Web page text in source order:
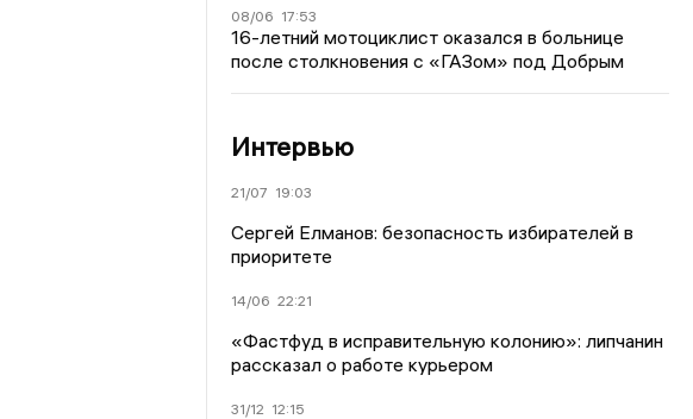
08/06 17:53
16-летний мотоциклист оказался в больнице
после столкновения с «ГАЗом» под Добрым
Интервью
21/07 19:03
Сергей Елманов: безопасность избирателей в
приоритете
14/06 22:21
«Фастфуд в исправительную колонию»: липчанин
рассказал о работе курьером
31/12 12:15